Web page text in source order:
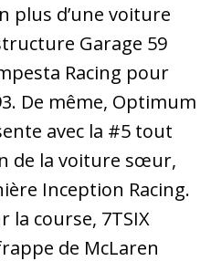
plus d’une voiture
Garage 59
Racing pour
De même, Optimum
avec la #5 tout
de la voiture sœur,
Inception Racing.
la course, 7TSIX
de McLaren